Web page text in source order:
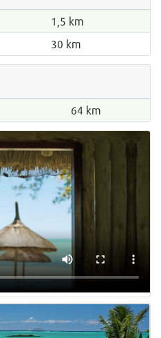
1,5 km
30 km
64 km